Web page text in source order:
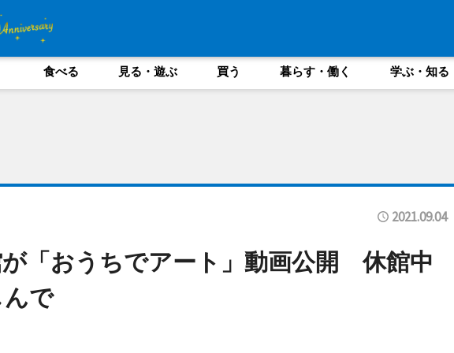
食べる 見る・遊ぶ 買う 暮らす・働く 学ぶ・知る
2021.09.04
「おうちでアート」動画公開 休館中
で